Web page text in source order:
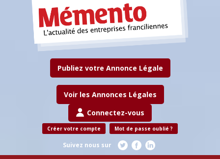
Publiez votre Annonce Légale
Voir les Annonces Légales
Connectez-vous
Créer votre compte Mot de passe oublié ?
Suivez nous sur